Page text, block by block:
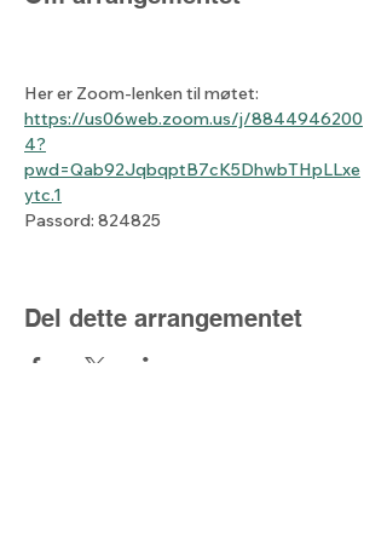
Her er Zoom-lenken til møtet:
https://us06web.zoom.us/j/8844946200
4?
pwd=Qab92JqbqptB7cK5DhwbTHpLLxe
ytc.1
Passord: 824825
Del dette arrangementet